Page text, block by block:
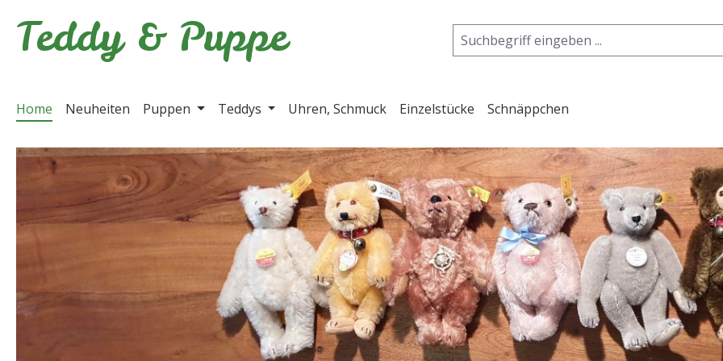
Hauptinhalt springen
Zur Suche springen
Zur Hauptnavigation springen
Teddy & Puppe
Home Neuheiten Puppen Teddys Uhren, Schmuck Einzelstücke Schnäppchen